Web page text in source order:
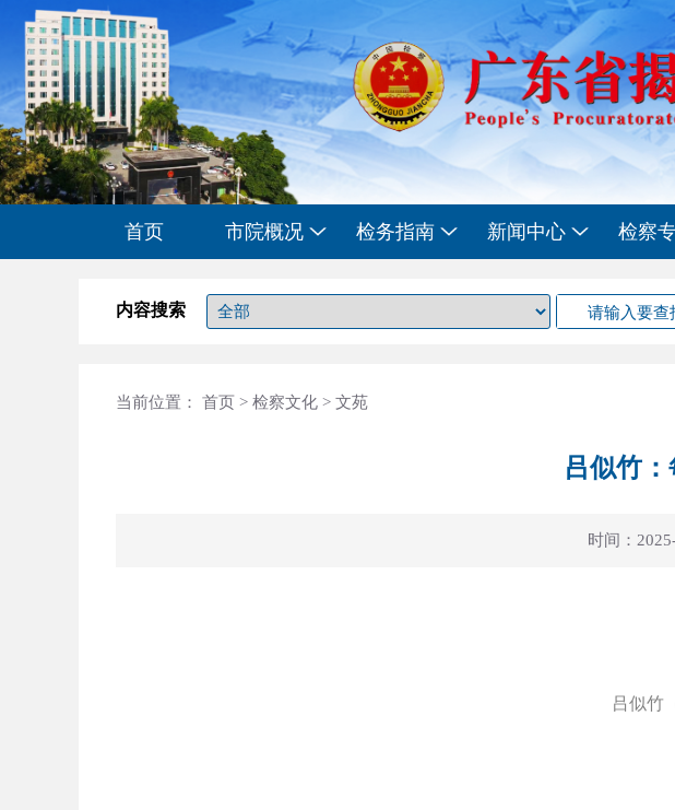
首页 市院概况 检务指南 新闻中心 检察
内容搜索
当前位置： 首页 > 检察文化 > 文苑
吕似竹
时间：
吕似竹